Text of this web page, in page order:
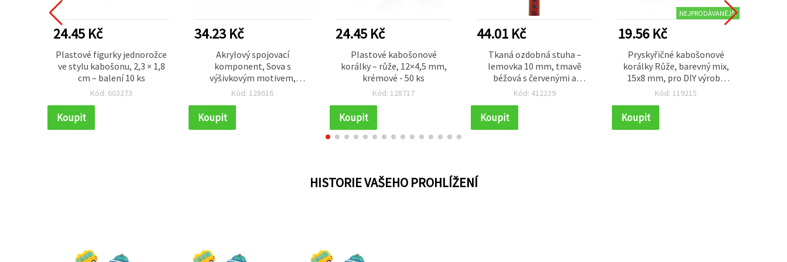
24.45 Kč
Plastové figurky jednorožce
ve stylu kabošonu, 2,3 × 1,8
cm – balení 10 ks
Kód: 603273
Koupit
34.23 Kč
Akrylový spojovací
komponent, Sova s
výšivkovým motivem,
24×22×2 mm, otvor: 2 mm –
Kód: 128616
Koupit
24.45 Kč
Plastové kabošonové
korálky – růže, 12×4,5 mm,
krémové - 50 ks
Kód: 128717
Koupit
44.01 Kč
Tkaná ozdobná stuha –
lemovka 10 mm, tmavě
béžová s červenými a
modrými akcenty, 5 m
Kód: 412239
Koupit
NEJPRODÁVANĚJŠÍ
19.56 Kč
Pryskyřičné kabošonové
korálky Růže, barevný mix,
15x8 mm, pro DIY výrobu
šperků – 10 ks
Kód: 119215
Koupit
HISTORIE VAŠEHO PROHLÍŽENÍ